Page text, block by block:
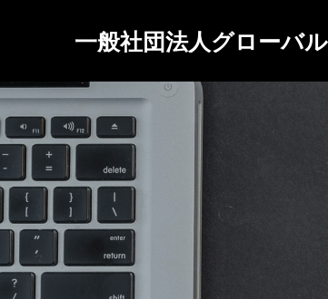
一般社団法人グローバ